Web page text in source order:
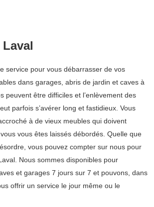
service pour vous débarrasser de vos
dans garages, abris de jardin et caves à
peuvent être difficiles et l’enlèvement des
parfois s’avérer long et fastidieux. Vous
à de vieux meubles qui doivent
vous êtes laissés débordés. Quelle que
vous pouvez compter sur nous pour
Nous sommes disponibles pour
et garages 7 jours sur 7 et pouvons, dans
offrir un service le jour même ou le